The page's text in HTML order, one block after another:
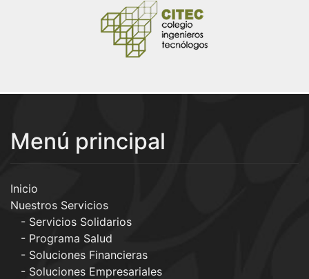
Menú principal
Inicio
Nuestros Servicios
Servicios Solidarios
Programa Salud
Soluciones Financieras
Soluciones Empresariales